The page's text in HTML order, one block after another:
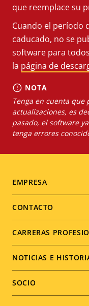
que reemplace su
Cuando el período
caducado, no se
software para
la página de
NOTA
Tenga en cuenta que
actualizaciones, es
pasado, el software
tenga errores
Footer
menu
EMPRESA
CONTACTO
CARRERAS
NOTICIAS E
SOCIO